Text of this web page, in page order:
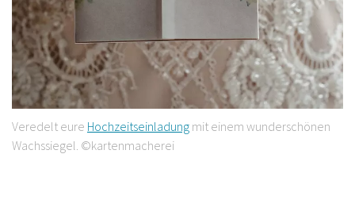
Veredelt eure Hochzeitseinladung mit einem wunderschönen
Wachssiegel. ©kartenmacherei